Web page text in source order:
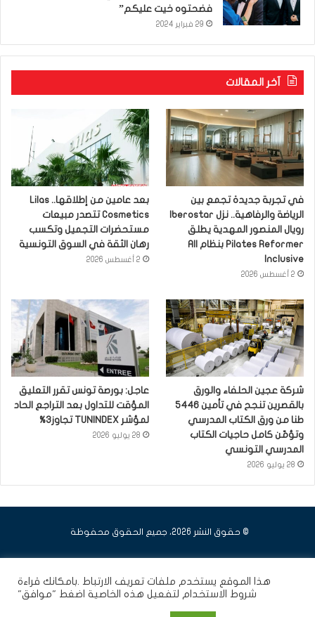
فضحتوه خيت عليكم”
29 فبراير 2024
آخر المقالات
في تجربة جديدة تجمع بين
رويال المنصور المهدية يطلق
Pilates Reformer بنظام All
Inclusive
2 أغسطس 2026
بعد عامين من إطلاقها.. Lilas
Cosmetics تتصدر مبيعات
مستحضرات التجميل وتكسب
رهان الثقة في السوق التونسية
2 أغسطس 2026
شركة عجين الحلفاء والورق
بالقصرين تنجح في تأمين 5446
طنا من ورق الكتاب المدرسي
وتؤمّن كامل حاجيات الكتاب
المدرسي التونسي
28 يوليو 2026
عاجل: بورصة تونس تقرر التعليق
المؤقت للتداول بعد التراجع الحاد
لمؤشر TUNINDEX تجاوز3%
28 يوليو 2026
© حقوق النشر 2026، جميع الحقوق محفوظة
هذا الموقع يستخدم ملفات تعريف الارتباط .بامكانك قراءة
شروط الاستخدام لتفعيل هذه الخاصية اضغط "موافق"